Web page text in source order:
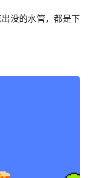
没的水管，都是下